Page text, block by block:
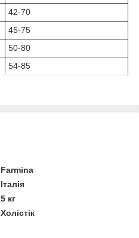
42-70
45-75
50-80
54-85
Farmina
Італія
5 кг
Холістік